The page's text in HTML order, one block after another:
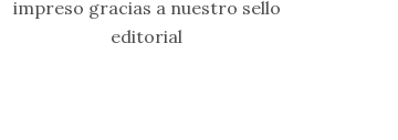
impreso gracias a nuestro sello
editorial